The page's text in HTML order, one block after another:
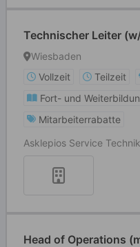
Technischer Leiter
Wiesbaden
Vollzeit
Teilzeit
Fort- und
Mitarbeiterrabatte
Asklepios Service
Head of Operations